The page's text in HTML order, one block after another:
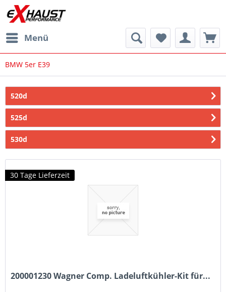
Menü
BMW 5er E39
520d
525d
530d
30 Tage Lieferzeit
200001230 Wagner Comp. Ladeluftkühler-Kit für...